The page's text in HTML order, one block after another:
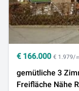
€ 166.000 € 1.979/
gemütliche 3
Freifläche Nähe